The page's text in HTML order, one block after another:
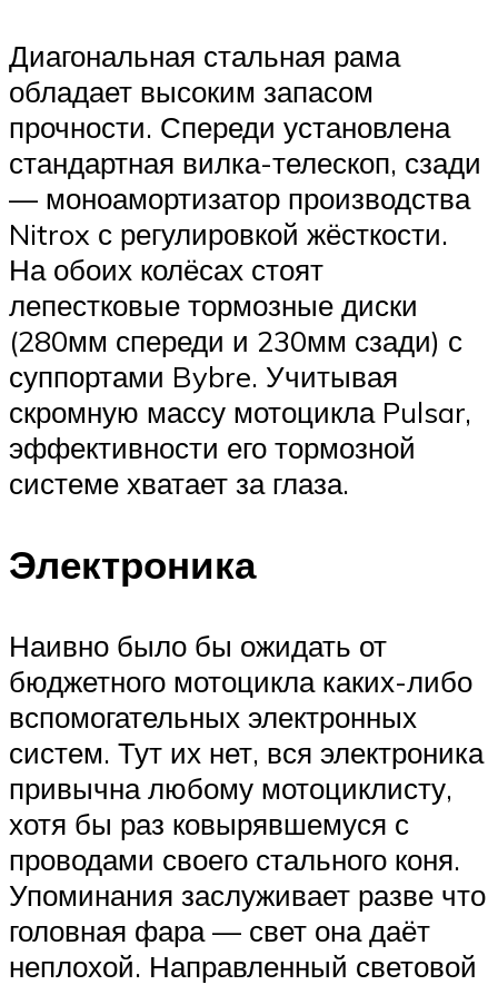
Диагональная стальная рама
обладает высоким запасом
прочности. Спереди установлена
стандартная вилка-телескоп, сзади
— моноамортизатор производства
Nitrox с регулировкой жёсткости.
На обоих колёсах стоят
лепестковые тормозные диски
(280мм спереди и 230мм сзади) с
суппортами Bybre. Учитывая
скромную массу мотоцикла Pulsar,
эффективности его тормозной
системе хватает за глаза.
Электроника
Наивно было бы ожидать от
бюджетного мотоцикла каких-либо
вспомогательных электронных
систем. Тут их нет, вся электроника
привычна любому мотоциклисту,
хотя бы раз ковырявшемуся с
проводами своего стального коня.
Упоминания заслуживает разве что
головная фара — свет она даёт
неплохой. Направленный световой